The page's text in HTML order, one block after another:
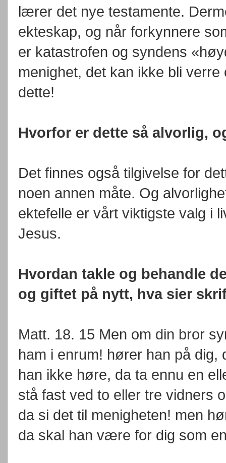
lærer det nye testamente.
ekteskap, og når forkynnere
er katastrofen og syndens
menighet, det kan ikke bli
dette!
Hvorfor er dette så alvorlig,
Det finnes også tilgivelse for
noen annen måte. Og
ektefelle er vårt viktigste valg i
Jesus.
Hvordan takle og behandle
og giftet på nytt, hva sier
Matt. 18. 15 Men om din bror
ham i enrum! hører han på dig,
han ikke høre, da ta ennu en
stå fast ved to eller tre vidners
da si det til menigheten! men
da skal han være for dig som